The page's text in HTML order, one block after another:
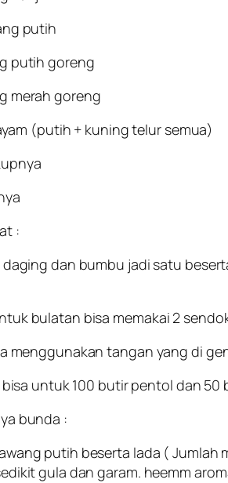
putih
putih goreng
merah goreng
(putih + kuning telur semua)
:
daging dan bumbu jadi satu
bulatan bisa memakai 2
menggunakan tangan yang di
bisa untuk 100 butir pentol dan 50
bunda :
putih beserta lada ( Jumlah
gula dan garam. heemm